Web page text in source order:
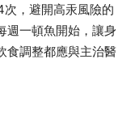
，避開高汞風險的
週一頓魚開始，讓身
食調整都應與主治醫